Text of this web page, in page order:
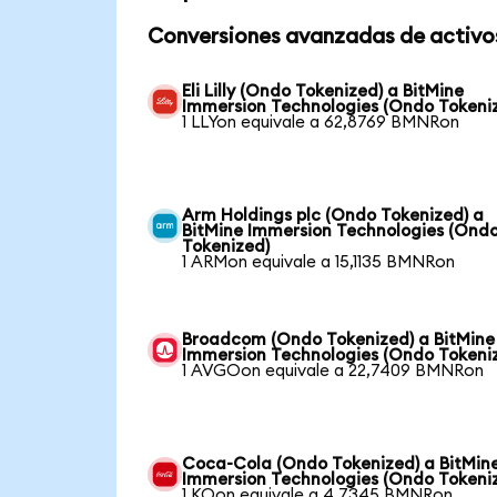
Conversiones avanzadas de
Eli Lilly (Ondo Tokenized) a BitMine
Immersion Technologies (Ondo
1 LLYon equivale a 62,8769 BMNRon
Arm Holdings plc (Ondo Tokenized) a
BitMine Immersion Technologies
Tokenized)
1 ARMon equivale a 15,1135 BMNRon
Broadcom (Ondo Tokenized) a BitMine
Immersion Technologies (Ondo
1 AVGOon equivale a 22,7409 BMNRon
Coca-Cola (Ondo Tokenized) a
Immersion Technologies (Ondo